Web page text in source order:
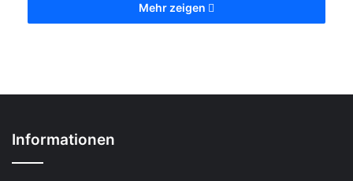
1 Das Wichtigste in Kürze zu Fürbitten
Mehr zeigen
Informationen